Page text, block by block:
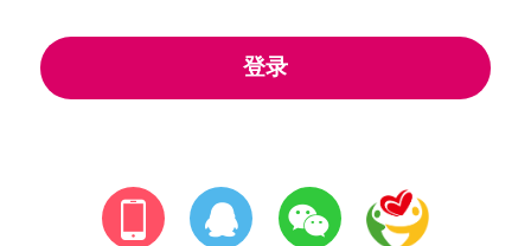
  